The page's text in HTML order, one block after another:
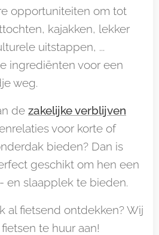
opportuniteiten om tot
kajakken, lekker
uitstappen, ...
ingrediënten voor een
weg.
de zakelijke verblijven
voor korte of
bieden? Dan is
geschikt om hen een
en slaapplek te bieden.
al fietsend ontdekken? Wij
te huur aan!